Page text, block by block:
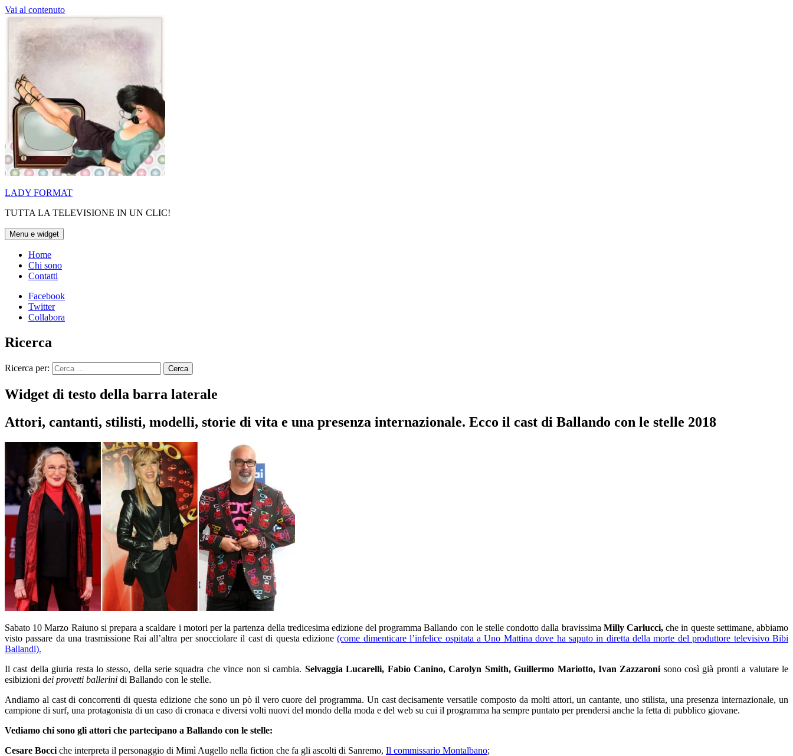
Vai al contenuto
LADY FORMAT
TUTTA LA TELEVISIONE IN UN CLIC!
Menu e widget
Home
Chi sono
Contatti
Facebook
Twitter
Collabora
Ricerca
Ricerca per:
Widget di testo della barra laterale
Attori, cantanti, stilisti, modelli, storie di vita e una presenza internazionale. Ecco il cast di Ballando con le stelle 2018
Sabato 10 Marzo Raiuno si prepara a scaldare i motori per la partenza della tredicesima edizione del programma Ballando con le stelle condotto dalla bravissima Milly Carlucci, che in queste settimane, abbiamo
visto passare da una trasmissione Rai all’altra per snocciolare il cast di questa edizione(come dimenticare l’infelice ospitata a Uno Mattina dove ha saputo in diretta della morte del produttore televisivo Bibi
Ballandi).
Il cast della giuria resta lo stesso, della serie squadra che vince non si cambia. Selvaggia Lucarelli, Fabio Canino, Carolyn Smith, Guillermo Mariotto, Ivan Zazzaroni sono così già pronti a valutare le
esibizioni dei provetti ballerini di Ballando con le stelle.
Andiamo al cast di concorrenti di questa edizione che sono un pò il vero cuore del programma. Un cast decisamente versatile composto da molti attori, un cantante, uno stilista, una presenza internazionale, un
campione di surf, una protagonista di un caso di cronaca e diversi volti nuovi del mondo della moda e del web su cui il programma ha sempre puntato per prendersi anche la fetta di pubblico giovane.
Vediamo chi sono gli attori che partecipano a Ballando con le stelle:
Cesare Bocci che interpreta il personaggio di Mimì Augello nella fiction che fa gli ascolti di Sanremo, Il commissario Montalbano;